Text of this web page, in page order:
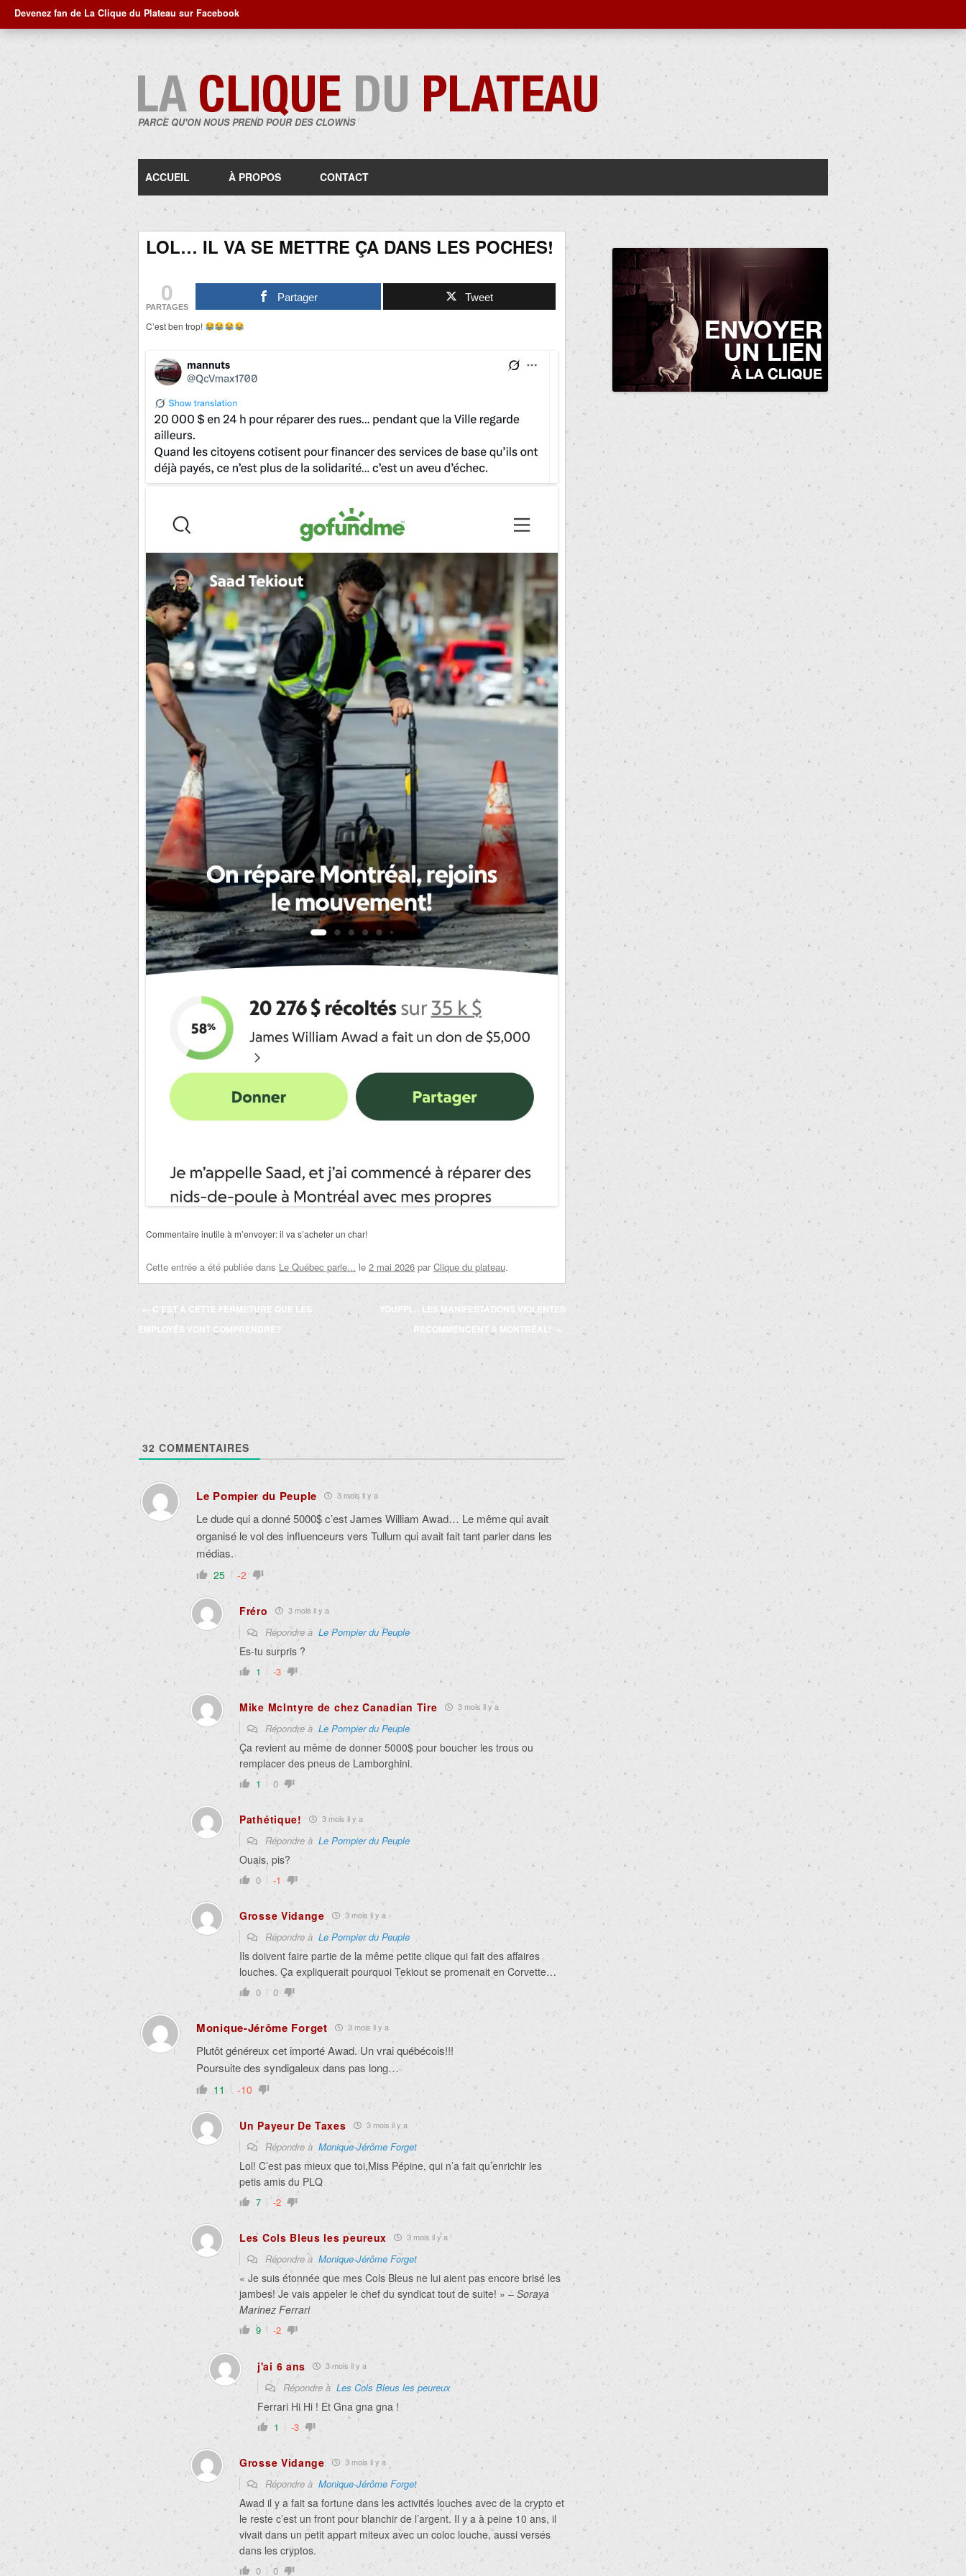
Devenez fan de La Clique du Plateau sur Facebook
PARCE QU'ON NOUS PREND POUR DES CLOWNS
au
ACCUEIL À PROPOS CONTACT
LOL… IL VA SE METTRE ÇA DANS LES POCHES!
0
PARTAGES
Partager Tweet
C’est ben trop!
Commentaire inutile à m’envoyer: il va s’acheter un char!
Cette entrée a été publiée dans Le Québec parle... le 2 mai 2026 par Clique du plateau.
Navigation
des
← C’EST À CETTE FERMETURE QUE LES
EMPLOYÉS VONT COMPRENDRE?
YOUPPI… LES MANIFESTATIONS VIOLENTES
RECOMMENCENT À MONTRÉAL! →
32 COMMENTAIRES
Le Pompier du Peuple 3 mois il y a
Le dude qui a donné 5000$ c’est James William Awad… Le même qui avait
organisé le vol des influenceurs vers Tullum qui avait fait tant parler dans les
médias.
25 -2
Fréro 3 mois il y a
Répondre à Le Pompier du Peuple
Es-tu surpris ?
1 -3
Mike McIntyre de chez Canadian Tire 3 mois il y a
Répondre à Le Pompier du Peuple
Ça revient au même de donner 5000$ pour boucher les trous ou
remplacer des pneus de Lamborghini.
1 0
Pathétique! 3 mois il y a
Répondre à Le Pompier du Peuple
Ouais, pis?
0 -1
Grosse Vidange 3 mois il y a
Répondre à Le Pompier du Peuple
Ils doivent faire partie de la même petite clique qui fait des affaires
louches. Ça expliquerait pourquoi Tekiout se promenait en Corvette…
0 0
Monique-Jérôme Forget 3 mois il y a
Plutôt généreux cet importé Awad. Un vrai québécois!!!
Poursuite des syndigaleux dans pas long…
11 -10
Un Payeur De Taxes 3 mois il y a
Répondre à Monique-Jérôme Forget
Lol! C’est pas mieux que toi,Miss Pépine, qui n’a fait qu’enrichir les
petis amis du PLQ
7 -2
Les Cols Bleus les peureux 3 mois il y a
Répondre à Monique-Jérôme Forget
« Je suis étonnée que mes Cols Bleus ne lui aient pas encore brisé les
jambes! Je vais appeler le chef du syndicat tout de suite! » – Soraya
Marinez Ferrari
9 -2
j'ai 6 ans 3 mois il y a
Répondre à Les Cols Bleus les peureux
Ferrari Hi Hi ! Et Gna gna gna !
1 -3
Grosse Vidange 3 mois il y a
Répondre à Monique-Jérôme Forget
Awad il y a fait sa fortune dans les activités louches avec de la crypto et
le reste c’est un front pour blanchir de l’argent. Il y a à peine 10 ans, il
vivait dans un petit appart miteux avec un coloc louche, aussi versés
dans les cryptos.
0 0